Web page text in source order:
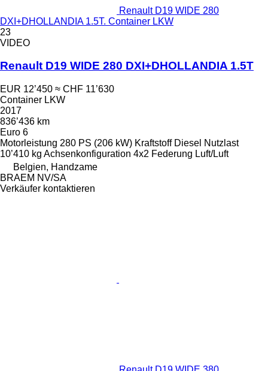
Renault D19 WIDE 280
DXI+DHOLLANDIA 1.5T. Container LKW
23
VIDEO
Renault D19 WIDE 280 DXI+DHOLLANDIA 1.5T
EUR 12’450 ≈ CHF 11’630
Container LKW
2017
836’436 km
Euro 6
Motorleistung 280 PS (206 kW) Kraftstoff Diesel Nutzlast
10’410 kg Achsenkonfiguration 4x2 Federung Luft/Luft
Belgien, Handzame
BRAEM NV/SA
Verkäufer kontaktieren